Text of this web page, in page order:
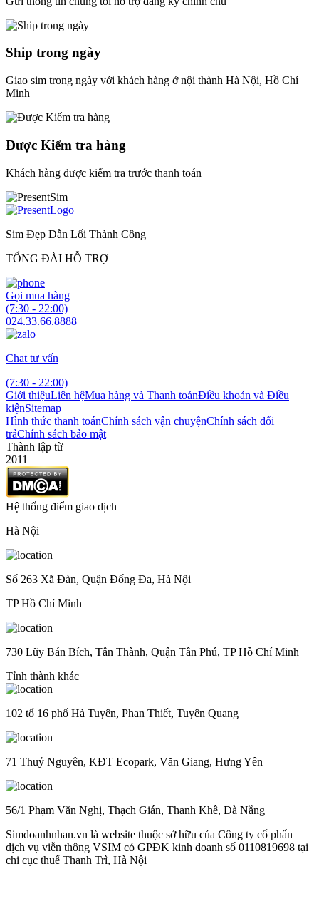
Ship trong ngày
Giao sim trong ngày với khách hàng ở nội thành Hà Nội, Hồ Chí
Minh
Được Kiểm tra hàng
Khách hàng được kiểm tra trước thanh toán
Sim Đẹp Dẫn Lối Thành Công
TỔNG ĐÀI HỖ TRỢ
Gọi mua hàng
(7:30 - 22:00)
024.33.66.8888
Chat tư vấn
(7:30 - 22:00)
Giới thiệuLiên hệMua hàng và Thanh toánĐiều khoản và Điều
kiệnSitemap
Hình thức thanh toánChính sách vận chuyệnChính sách đổi
trảChính sách bảo mật
Thành lập từ
2011
Hệ thống điểm giao dịch
Hà Nội
Số 263 Xã Đàn, Quận Đống Đa, Hà Nội
TP Hồ Chí Minh
730 Lũy Bán Bích, Tân Thành, Quận Tân Phú, TP Hồ Chí Minh
Tỉnh thành khác
102 tổ 16 phố Hà Tuyên, Phan Thiết, Tuyên Quang
71 Thuỷ Nguyên, KĐT Ecopark, Văn Giang, Hưng Yên
56/1 Phạm Văn Nghị, Thạch Gián, Thanh Khê, Đà Nẵng
Simdoanhnhan.vn là website thuộc sở hữu của Công ty cổ phẩn
dịch vụ viễn thông VSIM có GPĐK kinh doanh số 0110819698 tại
chi cục thuế Thanh Trì, Hà Nội